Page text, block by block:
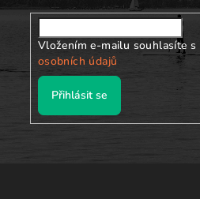
Vložením e-mailu souhlasíte s
osobních údajů
Přihlásit se